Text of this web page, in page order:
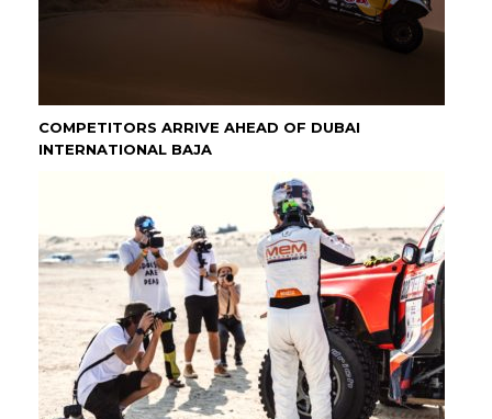
COMPETITORS ARRIVE AHEAD OF DUBAI
INTERNATIONAL BAJA